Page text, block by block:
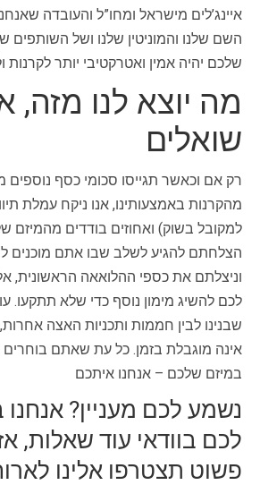
איינג’לים מישראל ומחו”ל והעובדה
השם שלנו והמוניטין שלנו ושל השותפים
שלכם יהיה אמין ואטרקטיבי יותר לקרנות
מה יוצא לנו מזה,
שואלים
רק אם וכאשר תגייסו סכומי כסף נוספים
מהקרנות באמצעותינו, אנו ניקח עמלת
למקובל בשוק) ואחוזים בודדים מהמיזם
הצלחתם להגיע לשלב שבו אתם מוכנים
וניצלתם את כספי ההלואאה הראשונית,
לכם להשיג מימון נוסף כדי שלא תתקעו.
שבנינו לבין חממות ותכניות האצה
אינה מוגבלת בזמן. כל עת שאתם
במיזם שלכם – אנחנו איתכם
נשמע לכם מעניין?
לכם בוודאי עוד שאלות,
פשוט תצטרפו אלינו